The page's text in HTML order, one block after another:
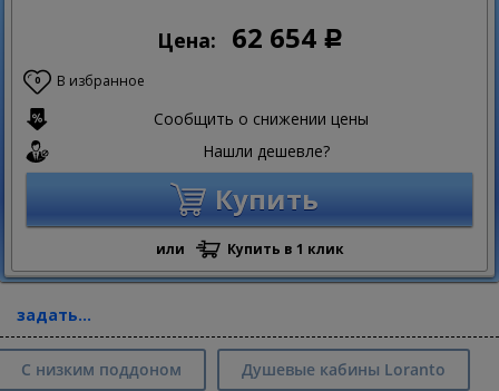
Цена: 62 654 Р
0 В избранное
Сообщить о снижении цены
Нашли дешевле?
Купить
или Купить в 1 клик
задать...
С низким поддоном Душевые кабины Loranto